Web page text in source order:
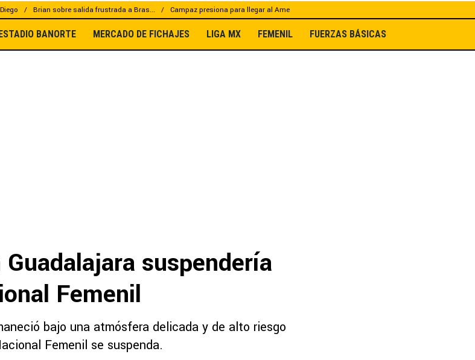
Brian sobre salida frustrada a Bras... Campaz presiona para llegar al Ame
BANORTE MERCADO DE FICHAJES LIGA MX FEMENIL FUERZAS BÁSICAS
suspendería
Femenil
bajo una atmósfera delicada y de alto riesgo
Femenil se suspenda.